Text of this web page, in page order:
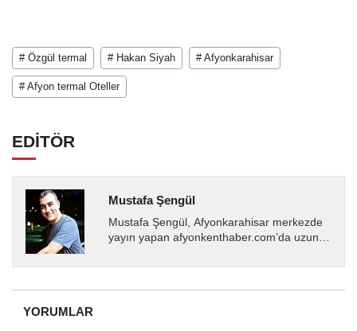
# Özgül termal # Hakan Siyah # Afyonkarahisar
# Afyon termal Oteller
EDİTÖR
Mustafa Şengül
Mustafa Şengül, Afyonkarahisar merkezde
yayın yapan afyonkenthaber.com’da uzun
almakta, haber akışı...
YORUMLAR